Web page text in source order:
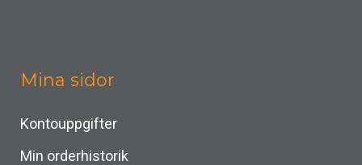
Mina sidor
Kontouppgifter
Min orderhistorik